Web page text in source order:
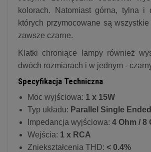
kolorach. Natomiast górna, tylna i
których przymocowane są wszystkie
zawsze czarne.
Klatki chroniące lampy również
dwóch rozmiarach i w jednym -
Specyfikacja Techniczna:
Moc wyjściowa: 1 x 15W
Typ układu: Parallel Single
Impedancja wyjściowa: 4 Ohm / 8
Wejścia: 1 x RCA
Zniekształcenia THD: < 0.4%